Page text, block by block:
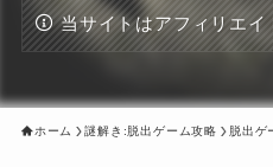
当サイトはアフィリエイ
ホーム 謎解き:脱出ゲーム攻略 脱出ゲ